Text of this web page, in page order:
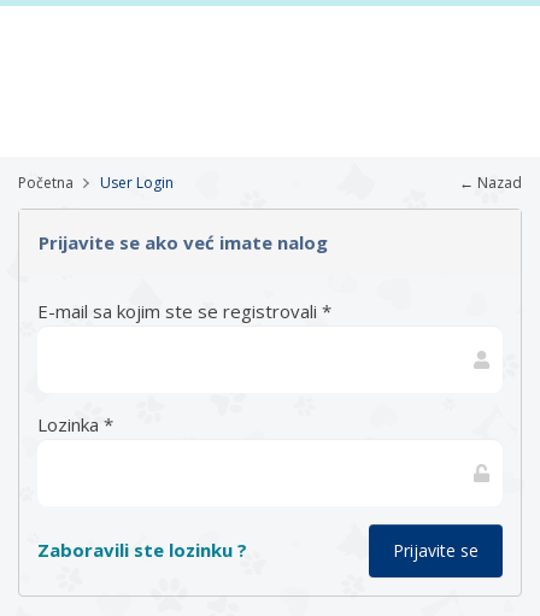
Početna User Login ← Nazad
Prijavite se ako već imate nalog
E-mail sa kojim ste se registrovali *
Lozinka *
Zaboravili ste lozinku ?